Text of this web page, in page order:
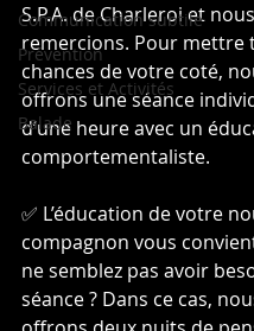
Communication subtile
Prévention
Services et Activités
Balade
S.P.A. de Charleroi et
remercions. Pour mettre
chances de votre coté,
offrons une séance
d’une heure avec un
comportementaliste.
✅ L’éducation de votre
compagnon vous
ne semblez pas avoir
séance ? Dans ce cas,